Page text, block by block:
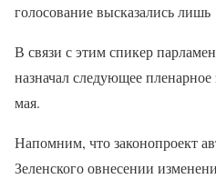
голосование высказались
В связи с этим спикер
назначал следующее пленарное
мая.
Напомним, что законопроект
Зеленского овнесении